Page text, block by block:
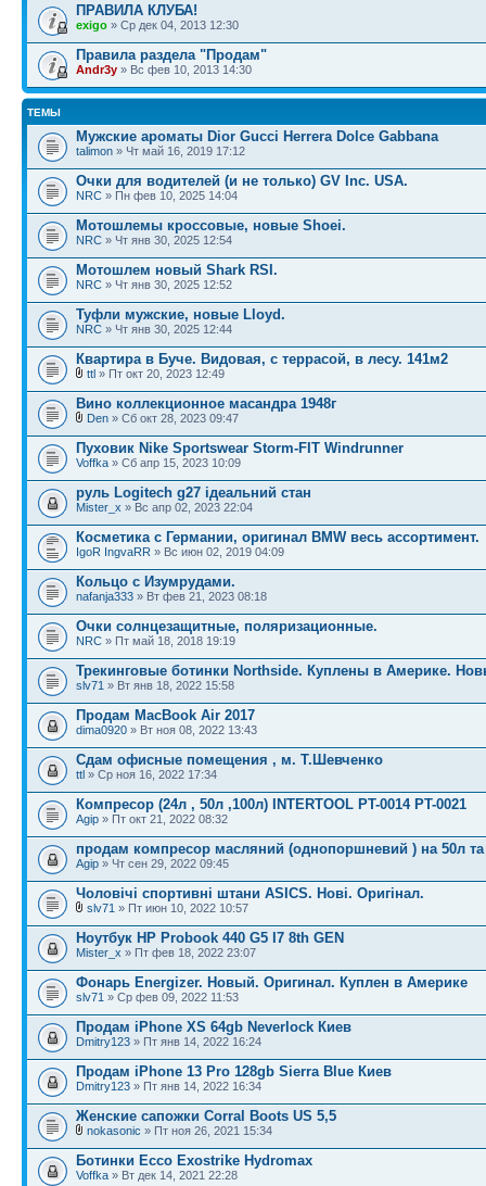
ПРАВИЛА КЛУБА!
exigo » Ср дек 04, 2013 12:30
Правила раздела "Продам"
Andr3y » Вс фев 10, 2013 14:30
ТЕМЫ
Мужские ароматы Dior Gucci Herrera Dolce Gabbana
talimon » Чт май 16, 2019 17:12
Очки для водителей (и не только) GV Inc. USA.
NRC » Пн фев 10, 2025 14:04
Мотошлемы кроссовые, новые Shoei.
NRC » Чт янв 30, 2025 12:54
Мотошлем новый Shark RSI.
NRC » Чт янв 30, 2025 12:52
Туфли мужские, новые Lloyd.
NRC » Чт янв 30, 2025 12:44
Квартира в Буче. Видовая, с террасой, в лесу. 141м2
ttl » Пт окт 20, 2023 12:49
Вино коллекционное масандра 1948г
Den » Сб окт 28, 2023 09:47
Пуховик Nike Sportswear Storm-FIT Windrunner
Voffka » Сб апр 15, 2023 10:09
руль Logitech g27 ідеальний стан
Mister_x » Вс апр 02, 2023 22:04
Косметика с Германии, оригинал BMW весь ассортимент.
IgoR IngvaRR » Вс июн 02, 2019 04:09
Кольцо с Изумрудами.
nafanja333 » Вт фев 21, 2023 08:18
Очки солнцезащитные, поляризационные.
NRC » Пт май 18, 2018 19:19
Трекинговые ботинки Northside. Куплены в Америке.
slv71 » Вт янв 18, 2022 15:58
Продам MacBook Air 2017
dima0920 » Вт ноя 08, 2022 13:43
Сдам офисные помещения , м. Т.Шевченко
ttl » Ср ноя 16, 2022 17:34
Компресор (24л , 50л ,100л) INTERTOOL PT-0014 PT-0021
Agip » Пт окт 21, 2022 08:32
продам компресор масляний (однопоршневий ) на 50л та
Agip » Чт сен 29, 2022 09:45
Чоловічі спортивні штани ASICS. Нові. Оригінал.
slv71 » Пт июн 10, 2022 10:57
Ноутбук HP Probook 440 G5 I7 8th GEN
Mister_x » Пт фев 18, 2022 23:07
Фонарь Energizer. Новый. Оригинал. Куплен в Америке
slv71 » Ср фев 09, 2022 11:53
Продам iPhone XS 64gb Neverlock Киев
Dmitry123 » Пт янв 14, 2022 16:24
Продам iPhone 13 Pro 128gb Sierra Blue Киев
Dmitry123 » Пт янв 14, 2022 16:34
Женские сапожки Corral Boots US 5,5
nokasonic » Пт ноя 26, 2021 15:34
Ботинки Ecco Exostrike Hydromax
Voffka » Вт дек 14, 2021 22:28